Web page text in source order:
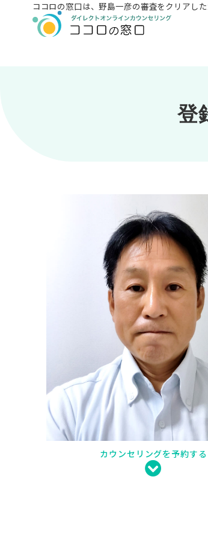
ココロの窓口は、野島一彦の審査をクリアし
登
カウンセリングを予約する